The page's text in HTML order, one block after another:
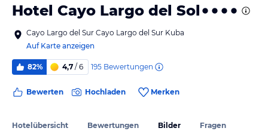
Hotel Cayo Largo del Sol
Cayo Largo del Sur Cayo Largo del Sur Kuba
Auf Karte anzeigen
82% 4,7 / 6 195 Bewertungen
Bewerten Hochladen Merken
Hotelübersicht Bewertungen Bilder Fragen